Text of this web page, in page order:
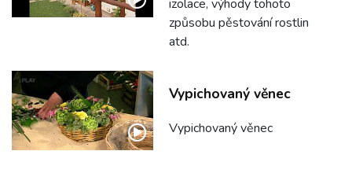
izolace, výhody tohoto
způsobu pěstování rostlin
atd.
Vypichovaný věnec
Vypichovaný věnec